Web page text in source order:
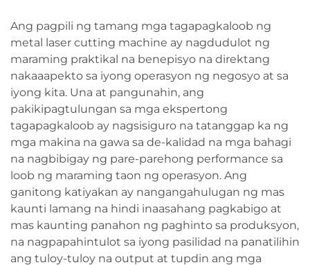
Ang pagpili ng tamang mga tagapagkaloob ng
metal laser cutting machine ay nagdudulot ng
maraming praktikal na benepisyo na direktang
nakaaapekto sa iyong operasyon ng negosyo at sa
iyong kita. Una at pangunahin, ang
pakikipagtulungan sa mga ekspertong
tagapagkaloob ay nagsisiguro na tatanggap ka ng
mga makina na gawa sa de-kalidad na mga bahagi
na nagbibigay ng pare-parehong performance sa
loob ng maraming taon ng operasyon. Ang
ganitong katiyakan ay nangangahulugan ng mas
kaunti lamang na hindi inaasahang pagkabigo at
mas kaunting panahon ng paghinto sa produksyon,
na nagpapahintulot sa iyong pasilidad na panatilihin
ang tuloy-tuloy na output at tupdin ang mga